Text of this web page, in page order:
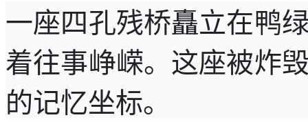
一座四孔残桥矗立在鸭
着往事峥嵘。这座被炸
的记忆坐标。